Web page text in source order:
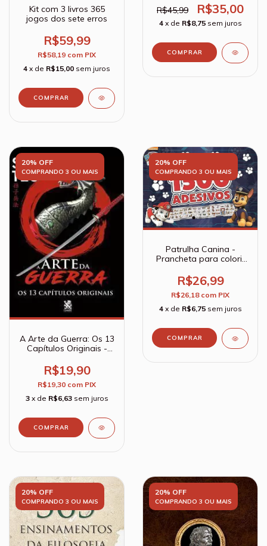
Kit com 3 livros 365
jogos dos sete erros
R$59,99
R$58,19 com PIX
4 x de R$15,00 sem juros
R$45,99
R$35,00
4 x de R$8,75 sem juros
20% OFF
COMPRANDO 3 OU MAIS
A Arte da Guerra: Os 13
Capítulos Originais -
R$19,90
R$19,30 com PIX
3 x de R$6,63 sem juros
20% OFF
COMPRANDO 3 OU MAIS
Patrulha Canina -
Prancheta para colorir
capa azul
R$26,99
R$26,18 com PIX
4 x de R$6,75 sem juros
20% OFF
COMPRANDO 3 OU MAIS
20% OFF
COMPRANDO 3 OU MAIS